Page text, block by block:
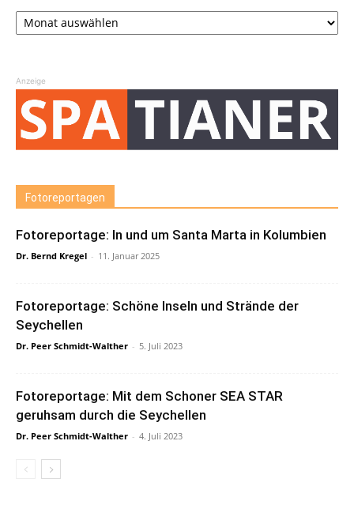
Archiv
Anzeige
Fotoreportagen
Fotoreportage: In und um Santa Marta in Kolumbien
Dr. Bernd Kregel - 11. Januar 2025
Fotoreportage: Schöne Inseln und Strände der
Seychellen
Dr. Peer Schmidt-Walther - 5. Juli 2023
Fotoreportage: Mit dem Schoner SEA STAR
geruhsam durch die Seychellen
Dr. Peer Schmidt-Walther - 4. Juli 2023